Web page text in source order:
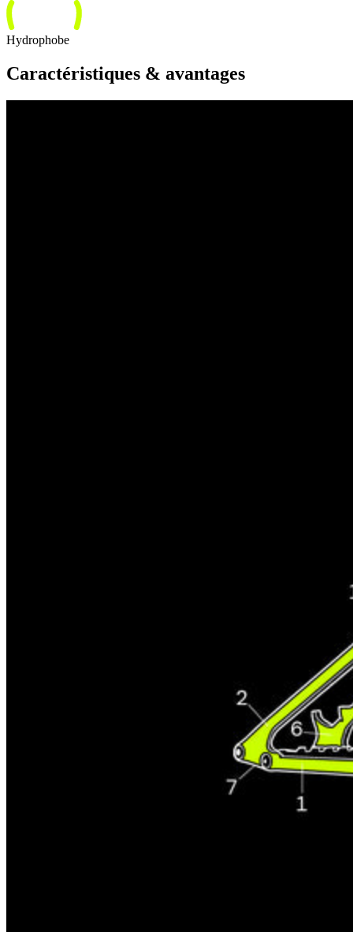
Hydrophobe
Caractéristiques & avantages